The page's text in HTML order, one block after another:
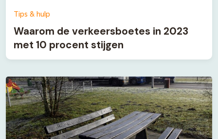
Tips & hulp
Waarom de verkeersboetes in 2023
met 10 procent stijgen